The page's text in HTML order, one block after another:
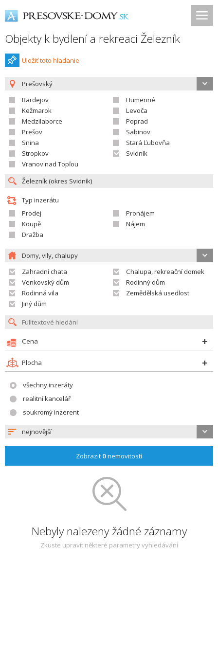
Objekty k bydlení a rekreaci Železník
Uložiť toto hladanie
Prešovský
Bardejov
Humenné
Kežmarok
Levoča
Medzilaborce
Poprad
Prešov
Sabinov
Snina
Stará Ľubovňa
Stropkov
Svidník
Vranov nad Topľou
Typ inzerátu
Prodej
Pronájem
Koupě
Nájem
Dražba
Domy, vily, chalupy
Zahradní chata
Chalupa, rekreační domek
Venkovský dům
Rodinný dům
Rodinná vila
Zemědělská usedlost
Jiný dům
Cena
Plocha
všechny inzeráty
realitní kancelář
soukromý inzerent
nejnovější
Zobrazit 0nemovitostí
Nebyly nalezeny žádné záznamy
Zkuste upravit některé parametry vyhledávání